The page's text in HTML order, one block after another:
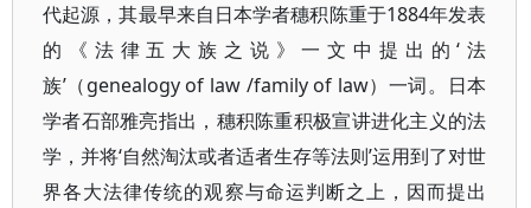
代起源，其最早来自日本学者穗积陈重于1884年发表
的《法律五大族之说》一文中提出的‘法
族’（genealogy of law /family of law）一词。日本
学者石部雅亮指出，穗积陈重积极宣讲进化主义的法
学，并将‘自然淘汰或者适者生存等法则’运用到了对世
界各大法律传统的观察与命运判断之上，因而提出